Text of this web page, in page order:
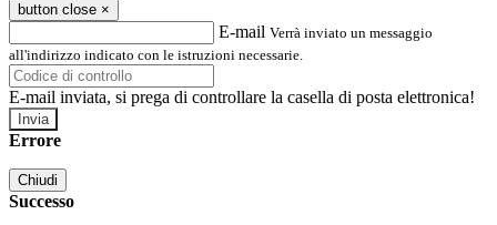
button close ×
E-mail Verrà inviato un messaggio
all'indirizzo indicato con le istruzioni necessarie.
E-mail inviata, si prega di controllare la casella di posta elettronica!
Errore
Chiudi
Successo